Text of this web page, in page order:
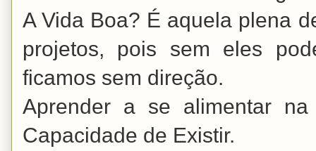
A Vida Boa? É aquela plena
projetos, pois sem eles
ficamos sem direção.
Aprender a se alimentar
Capacidade de Existir.